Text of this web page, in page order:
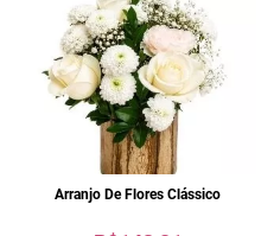
Arranjo De Flores Clássico